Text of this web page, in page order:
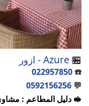
🏪 Azure - ازور
☎️
022957850
💬
0592156256
🥪 دليل المطاعم :